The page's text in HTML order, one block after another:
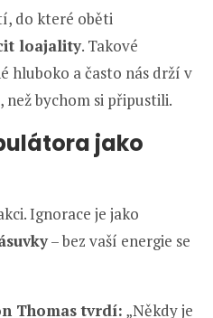
do které oběti
loajality. Takové
hluboko a často nás drží v
bychom si připustili.
jako
Ignorace je jako
– bez vaší energie se
Thomas tvrdí: „Někdy je